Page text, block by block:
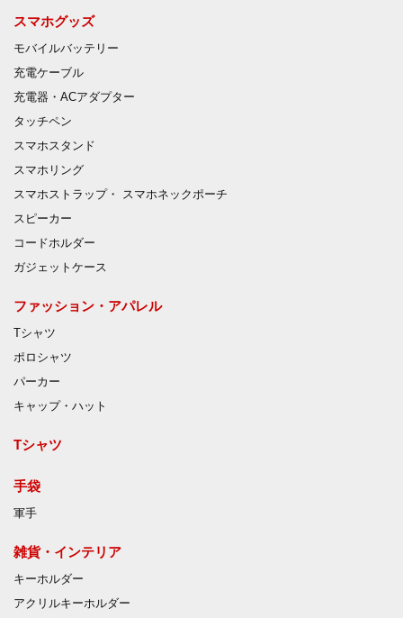
スマホグッズ
モバイルバッテリー
充電ケーブル
充電器・ACアダプター
タッチペン
スマホスタンド
スマホリング
スマホストラップ・ スマホネックポーチ
スピーカー
コードホルダー
ガジェットケース
ファッション・アパレル
Tシャツ
ポロシャツ
パーカー
キャップ・ハット
Tシャツ
手袋
軍手
雑貨・インテリア
キーホルダー
アクリルキーホルダー